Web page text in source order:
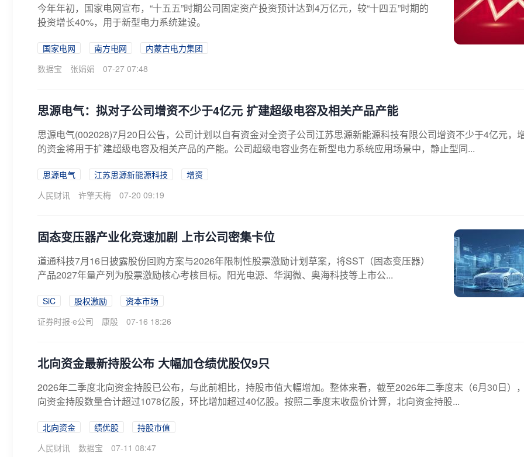
今年年初，国家电网宣布，“十五五”时期公司固定资产投资预计达到4万亿元，较“十四五”时期的
投资增长40%，用于新型电力系统建设。
国家电网 南方电网
内蒙古电力集团
数据宝
张娟娟 07-27 07:48
思源电气：拟对子公司增资不少于4亿元 扩建超级电容及相关产品产能
思源电气(002028)7月20日公告，公司计划以自有资金对全资子公司江苏思源新能源科技有限公司增资不少于4亿元，
的资金将用于扩建超级电容及相关产品的产能。公司超级电容业务在新型电力系统应用场景中，静止型同...
思源电气 江苏思源新能源科技
增资
人民财讯
许擎天梅 07-20 09:19
固态变压器产业化竞速加剧 上市公司密集卡位
道通科技7月16日披露股份回购方案与2026年限制性股票激励计划草案，将SST（固态变压器）
产品2027年量产列为股票激励核心考核目标。阳光电源、华润微、奥海科技等上市公...
SiC 股权激励
资本市场
证券时报·e公司
康殷 07-16 18:26
北向资金最新持股公布 大幅加仓绩优股仅9只
2026年二季度北向资金持股已公布，与此前相比，持股市值大幅增加。整体来看，截至2026年二季度末（6月30日）
向资金持股数量合计超过1078亿股，环比增加超过40亿股。按照二季度末收盘价计算，北向资金持股...
北向资金 绩优股
持股市值
人民财讯
数据宝 07-11 08:47